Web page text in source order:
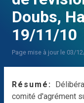
Doubs,
19/11/10
Page mise à jour le 03/
Résumé
comité d'agrément